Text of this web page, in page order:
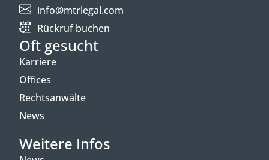
info@mtrlegal.com
Rückruf buchen
Oft gesucht
Karriere
Offices
Rechtsanwälte
News
Weitere Infos